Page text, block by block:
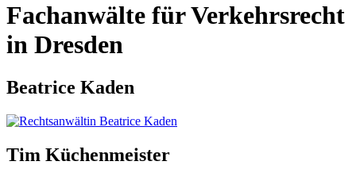
Fachanwälte für Verkehrsrecht
in Dresden
Beatrice Kaden
Tim Küchenmeister